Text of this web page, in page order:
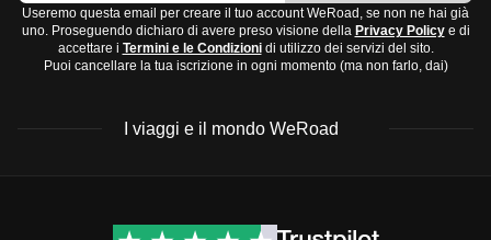
Useremo questa email per creare il tuo account WeRoad, se non ne hai già
uno. Proseguendo dichiaro di avere preso visione della Privacy Policye di
accettare i Termini e le Condizionidi utilizzo dei servizi del sito.
Puoi cancellare la tua iscrizione in ogni momento (ma non farlo, dai)
I viaggi e il mondo WeRoad
Viaggi di gruppo Nord
Contatti